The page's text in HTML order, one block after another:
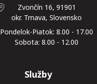
Zvončín 16, 91901
okr. Trnava, Slovensko
Pondelok-Piatok: 8.00 - 17.00
Sobota: 8.00 - 12.00
Služby